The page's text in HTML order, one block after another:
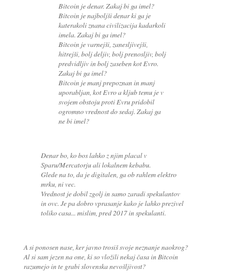
Bitcoin je denar. Zakaj bi ga imel?
Bitcoin je najboljši denar ki ga je
katerakoli znana civilizacija kadarkoli
imela. Zakaj bi ga imel?
Bitcoin je varnejši, zanesljivejši,
hitrejši, bolj deljiv, bolj prenosljiv, bolj
predvidljiv in bolj zaseben kot Evro.
Zakaj bi ga imel?
Bitcoin je manj prepoznan in manj
uporabljan, kot Evro a kljub temu je v
svojem obstoju proti Evru pridobil
ogromno vrednost do sedaj. Zakaj ga
ne bi imel?
Denar bo, ko bos lahko z njim placal v
Sparu/Mercatorju ali lokalnem kebabu.
Glede na to, da je digitalen, ga ob rahlem elektro
mrku, ni vec.
Vrednost je dobil zgolj in samo zaradi spekulantov
in ovc. Je pa dobro vprasanje kako je lahko prezivel
toliko casa... mislim, pred 2017 in spekulanti.
A si ponosen nase, ker javno trosiš svoje neznanje naokrog?
Al si sam jezen na one, ki so vložili nekaj časa in Bitcoin
razumejo in te grabi slovenska nevošljivost?